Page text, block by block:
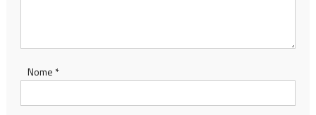
Nome *